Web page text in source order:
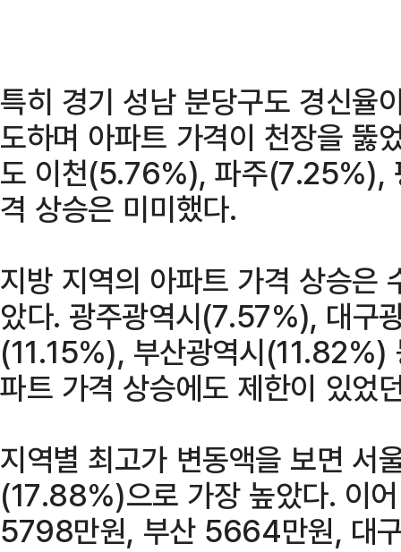
특히 경기 성남 분당구도 경신
도하며 아파트 가격이 천장을 뚫
도 이천(5.76%), 파주(7.25%),
격 상승은 미미했다.
지방 지역의 아파트 가격 상승은
았다. 광주광역시(7.57%), 대구
(11.15%), 부산광역시(11.82%)
파트 가격 상승에도 제한이 있었
지역별 최고가 변동액을 보면
(17.88%)으로 가장 높았다. 이
5798만원, 부산 5664만원, 대